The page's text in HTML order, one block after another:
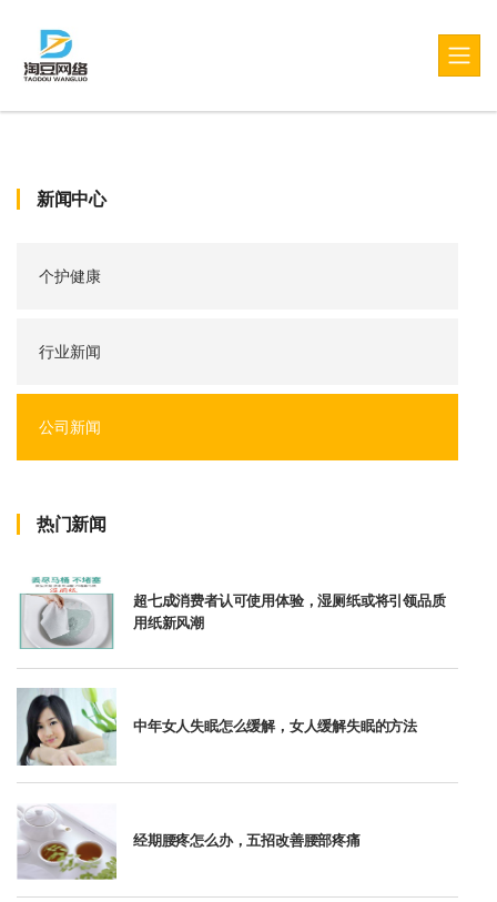
新闻中心
个护健康
行业新闻
公司新闻
热门新闻
超七成消费者认可使用体验，湿厕纸或将引领品质
用纸新风潮
中年女人失眠怎么缓解，女人缓解失眠的方法
经期腰疼怎么办，五招改善腰部疼痛